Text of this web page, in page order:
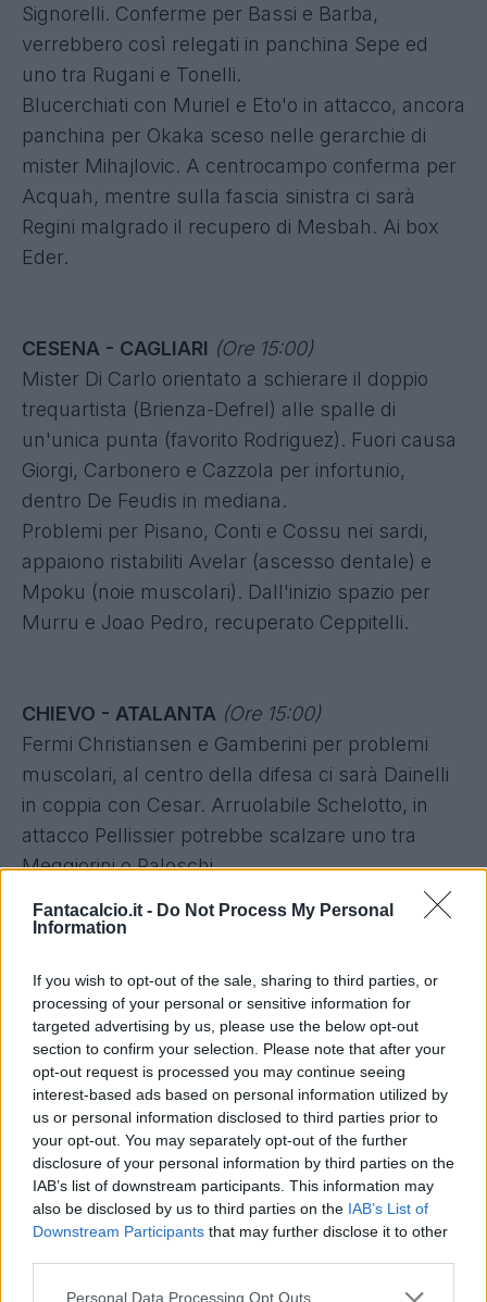
Fantacalcio.it - Do Not Process My Personal
Information
If you wish to opt-out of the sale, sharing to third parties, or
processing of your personal or sensitive information for
targeted advertising by us, please use the below opt-out
section to confirm your selection. Please note that after your
opt-out request is processed you may continue seeing
interest-based ads based on personal information utilized by
us or personal information disclosed to third parties prior to
your opt-out. You may separately opt-out of the further
disclosure of your personal information by third parties on the
IAB’s list of downstream participants. This information may
also be disclosed by us to third parties on the IAB’s List of
Downstream Participants that may further disclose it to other
Personal Data Processing Opt Outs
Signorelli. Conferme per Bassi e Barba,
verrebbero così relegati in panchina Sepe ed
uno tra Rugani e Tonelli.
Blucerchiati con Muriel e Eto'o in attacco, ancora
panchina per Okaka sceso nelle gerarchie di
mister Mihajlovic. A centrocampo conferma per
Acquah, mentre sulla fascia sinistra ci sarà
Regini malgrado il recupero di Mesbah. Ai box
Eder.
CESENA - CAGLIARI (Ore 15:00)
Mister Di Carlo orientato a schierare il doppio
trequartista (Brienza-Defrel) alle spalle di
un'unica punta (favorito Rodriguez). Fuori causa
Giorgi, Carbonero e Cazzola per infortunio,
dentro De Feudis in mediana.
Problemi per Pisano, Conti e Cossu nei sardi,
appaiono ristabiliti Avelar (ascesso dentale) e
Mpoku (noie muscolari). Dall'inizio spazio per
Murru e Joao Pedro, recuperato Ceppitelli.
CHIEVO - ATALANTA (Ore 15:00)
Fermi Christiansen e Gamberini per problemi
muscolari, al centro della difesa ci sarà Dainelli
in coppia con Cesar. Arruolabile Schelotto, in
attacco Pellissier potrebbe scalzare uno tra
Meggiorini o Paloschi.
Recuperato Masiello, torna titolare Sportiello e
Biava. Complici le assenze per squalifica di
ritorno al 4-4-1-1 con Moralez alle spalle di
Bianchi.
PALERMO - FIORENTINA (Ore 15:00)
Al Barbera ci sarà Dybala in coppia con Belotti in
attacco, l'argentino in campo per salutare i tifosi
rosanero. Mister Iachini vara un 3-4-1-2 con
Vazquez sulla trequarti. Squalificato Chochev.
Nella Viola sono tornati ad allenarsi Vargas,
Bernardeschi e Pizarro, il cileno in regia